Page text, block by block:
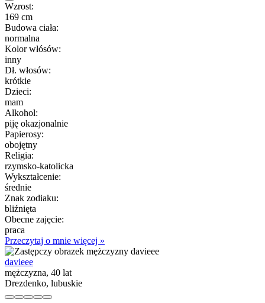
Wzrost:
169 cm
Budowa ciała:
normalna
Kolor włósów:
inny
Dł. włosów:
krótkie
Dzieci:
mam
Alkohol:
piję okazjonalnie
Papierosy:
obojętny
Religia:
rzymsko-katolicka
Wykształcenie:
średnie
Znak zodiaku:
bliźnięta
Obecne zajęcie:
praca
Przeczytaj o mnie więcej »
davieee
mężczyzna, 40 lat
Drezdenko, lubuskie